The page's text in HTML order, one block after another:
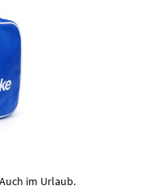
im Urlaub.